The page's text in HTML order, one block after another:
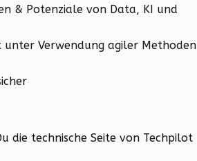
& Potenziale von Data, KI und
Verwendung agiler Methoden
die technische Seite von Techpilot